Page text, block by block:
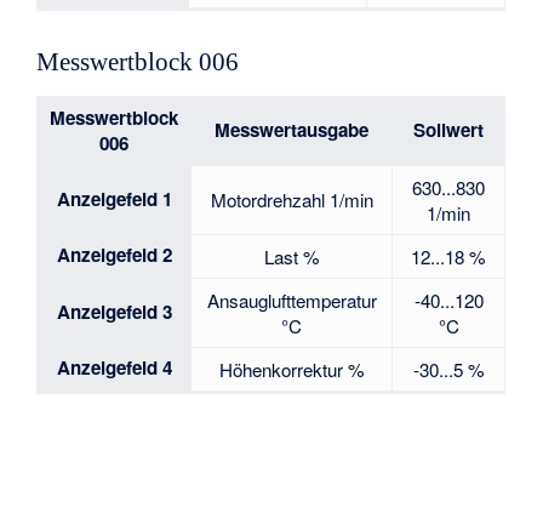
Messwertblock 006
Messwertblock
006
Messwertausgabe Sollwert
Anzeigefeld 1 Motordrehzahl 1/min
630...830
1/min
Anzeigefeld 2 Last % 12...18 %
Anzeigefeld 3
Ansauglufttemperatur
°C
-40...120
°C
Anzeigefeld 4 Höhenkorrektur % -30...5 %